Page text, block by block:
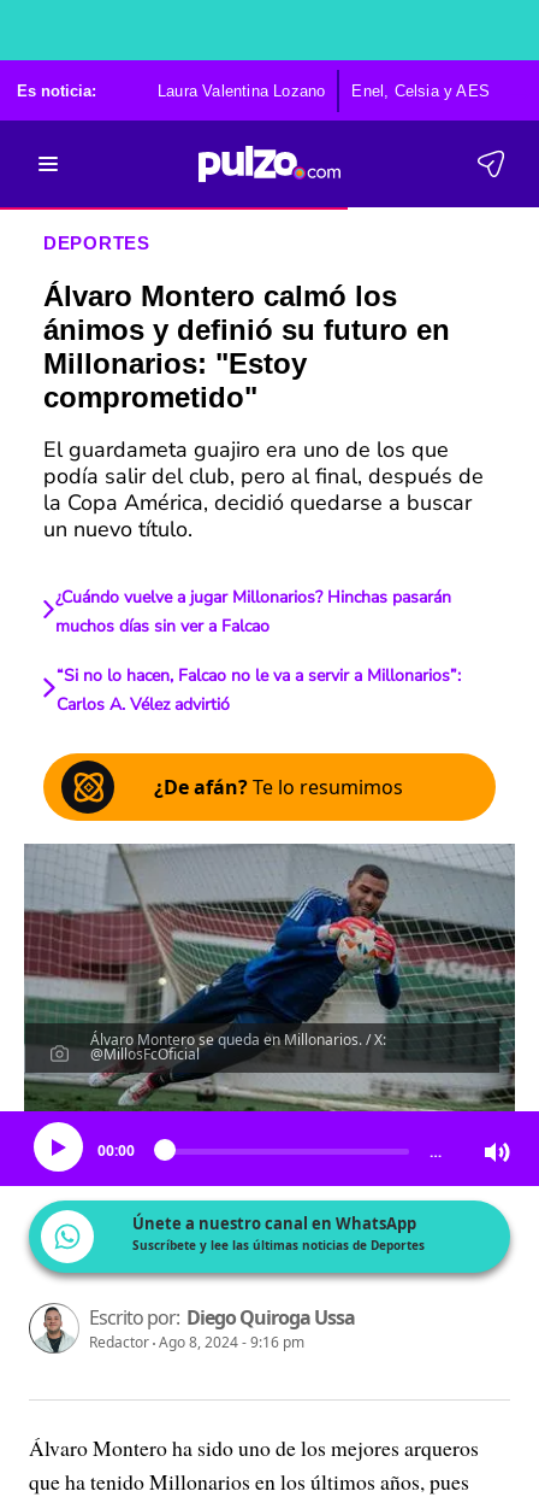
Es noticia: Laura Valentina Lozano Enel, Celsia y AES
DEPORTES
Álvaro Montero calmó los
ánimos y definió su futuro en
Millonarios: "Estoy
comprometido"
El guardameta guajiro era uno de los que
podía salir del club, pero al final, después de
la Copa América, decidió quedarse a buscar
un nuevo título.
¿Cuándo vuelve a jugar Millonarios? Hinchas pasarán
muchos días sin ver a Falcao
“Si no lo hacen, Falcao no le va a servir a Millonarios”:
Carlos A. Vélez advirtió
¿De afán?Te lo resumimos
Álvaro Montero se queda en Millonarios. / X:
@MillosFcOficial
Escucha el artículo
00:00 …
Únete a nuestro canal en WhatsApp
Suscríbete y lee las últimas noticias de Deportes
Escrito por: Diego Quiroga Ussa
Redactor Ago 8, 2024 - 9:16 pm
Álvaro Montero ha sido uno de los mejores arqueros
que ha tenido Millonarios en los últimos años, pues